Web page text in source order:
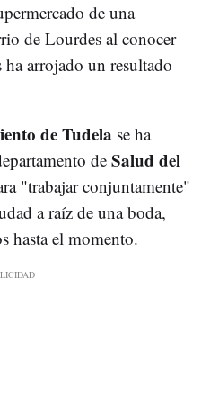
de una
de Lourdes al conocer
ha arrojado un resultado
de Tudela se ha
de Salud del
"trabajar conjuntamente"
a raíz de una boda,
hasta el momento.